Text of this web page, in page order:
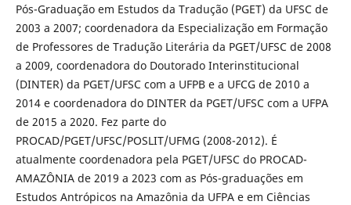
Pós-Graduação em Estudos da Tradução (PGET) da UFSC de
2003 a 2007; coordenadora da Especialização em Formação
de Professores de Tradução Literária da PGET/UFSC de 2008
a 2009, coordenadora do Doutorado Interinstitucional
(DINTER) da PGET/UFSC com a UFPB e a UFCG de 2010 a
2014 e coordenadora do DINTER da PGET/UFSC com a UFPA
de 2015 a 2020. Fez parte do
PROCAD/PGET/UFSC/POSLIT/UFMG (2008-2012). É
atualmente coordenadora pela PGET/UFSC do PROCAD-
AMAZÔNIA de 2019 a 2023 com as Pós-graduações em
Estudos Antrópicos na Amazônia da UFPA e em Ciências